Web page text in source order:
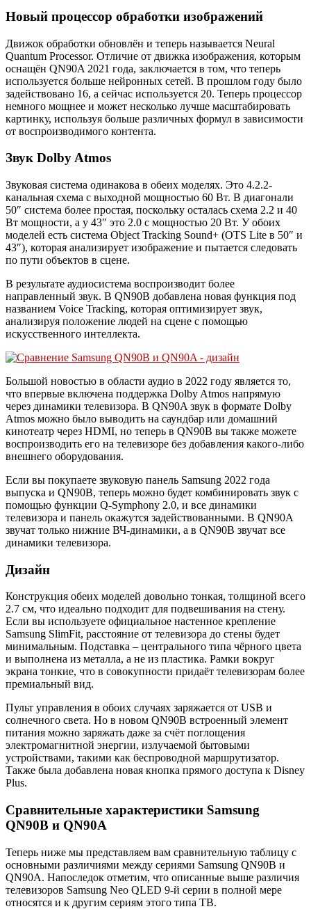
Новый процессор обработки изображений
Движок обработки обновлён и теперь называется Neural
Quantum Processor. Отличие от движка изображения, которым
оснащён QN90A 2021 года, заключается в том, что теперь
используется больше нейронных сетей. В прошлом году было
задействовано 16, а сейчас используется 20. Теперь процессор
немного мощнее и может несколько лучше масштабировать
картинку, используя больше различных формул в зависимости
от воспроизводимого контента.
Звук Dolby Atmos
Звуковая система одинакова в обеих моделях. Это 4.2.2-
канальная схема с выходной мощностью 60 Вт. В диагонали
50″ система более простая, поскольку осталась схема 2.2 и 40
Вт мощности, а у 43″ это 2.0 с мощностью 20 Вт. У обоих
моделей есть система Object Tracking Sound+ (OTS Lite в 50″ и
43″), которая анализирует изображение и пытается следовать
по пути объектов в сцене.
В результате аудиосистема воспроизводит более
направленный звук. В QN90B добавлена новая функция под
названием Voice Tracking, которая оптимизирует звук,
анализируя положение людей на сцене с помощью
искусственного интеллекта.
Большой новостью в области аудио в 2022 году является то,
что впервые включена поддержка Dolby Atmos напрямую
через динамики телевизора. В QN90A звук в формате Dolby
Atmos можно было выводить на саундбар или домашний
кинотеатр через HDMI, но теперь в QN90B вы также можете
воспроизводить его на телевизоре без добавления какого-либо
внешнего оборудования.
Если вы покупаете звуковую панель Samsung 2022 года
выпуска и QN90B, теперь можно будет комбинировать звук с
помощью функции Q-Symphony 2.0, и все динамики
телевизора и панель окажутся задействованными. В QN90A
звучат только нижние ВЧ-динамики, а в QN90B звучат все
динамики телевизора.
Дизайн
Конструкция обеих моделей довольно тонкая, толщиной всего
2.7 см, что идеально подходит для подвешивания на стену.
Если вы используете официальное настенное крепление
Samsung SlimFit, расстояние от телевизора до стены будет
минимальным. Подставка – центрального типа чёрного цвета
и выполнена из металла, а не из пластика. Рамки вокруг
экрана тонкие, что в совокупности придаёт телевизорам более
премиальный вид.
Пульт управления в обоих случаях заряжается от USB и
солнечного света. Но в новом QN90B встроенный элемент
питания можно заряжать даже за счёт поглощения
электромагнитной энергии, излучаемой бытовыми
устройствами, такими как беспроводной маршрутизатор.
Также была добавлена новая кнопка прямого доступа к Disney
Plus.
Сравнительные характеристики Samsung
QN90B и QN90A
Теперь ниже мы представляем вам сравнительную таблицу с
основными различиями между сериями Samsung QN90B и
QN90A. Напоследок отметим, что описанные выше различия
телевизоров Samsung Neo QLED 9-й серии в полной мере
относятся и к другим сериям этого типа ТВ.